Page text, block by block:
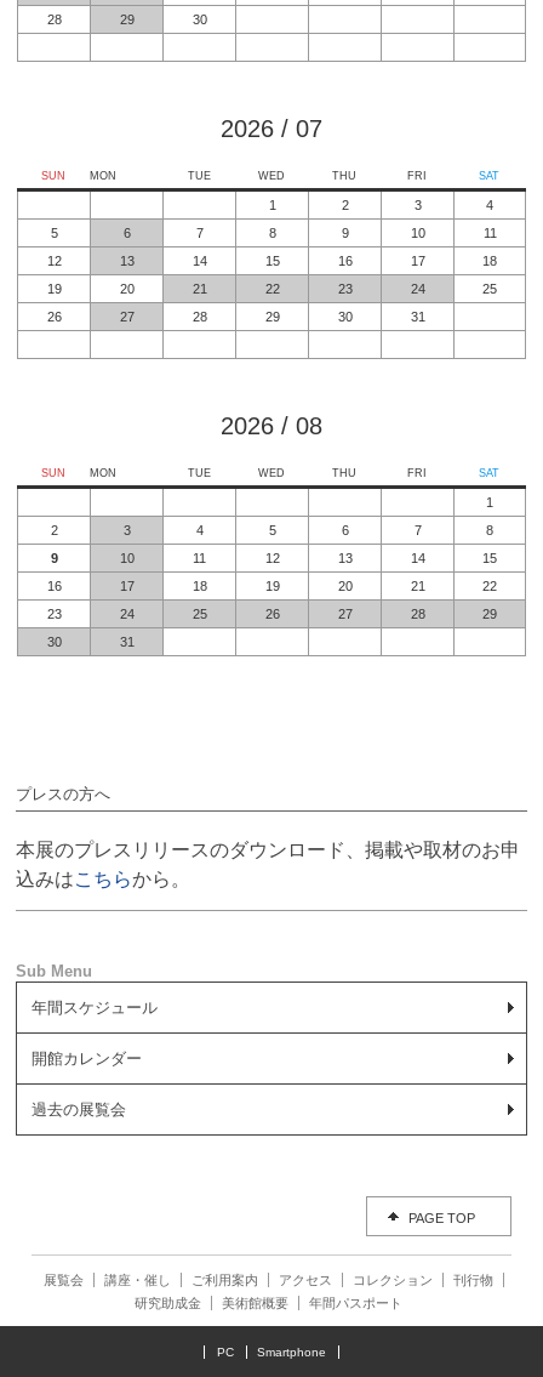
28
29 30
2026/ 07
SUN MON TUE WED THU FRI SAT
1 2 3
4
5
6 7 8 9 10
11
12
13 14 15 16 17
18
19
20 21 22 23 24
25
26
27 28 29 30 31
2026/ 08
SUN MON TUE WED THU FRI SAT
1
2
3 4 5 6 7
8
9
10 11 12 13 14
15
16
17 18 19 20 21
22
23
24 25 26 27 28
29
30
31
プレスの方へ
本展のプレスリリースのダウンロード、掲載や取材のお申
込みはこちらから。
年間スケジュール
開館カレンダー
過去の展覧会
PAGE TOP
展覧会 講座・催し ご利用案内 アクセス コレクション
刊行物
研究助成金
美術館概要 年間パスポート
PC Smartphone